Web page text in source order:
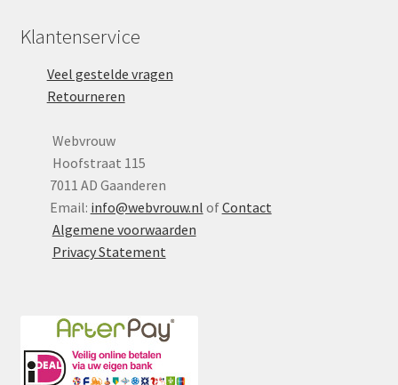
Diverse
Contact
Klantenservice
Veel gestelde vragen
Retourneren
Webvrouw
Hoofstraat 115
7011 AD Gaanderen
Email: info@webvrouw.nl ofContact
Algemene voorwaarden
Privacy Statement